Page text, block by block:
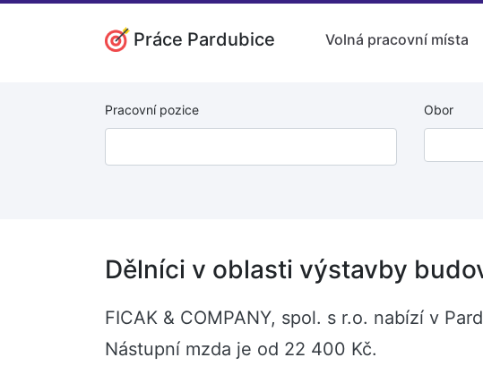
Práce Pardubice Volná pracovní místa
Pracovní pozice Obor
Dělníci v oblasti výstavby
FICAK & COMPANY, spol. s r.o. nabízí v
Nástupní mzda je od 22 400 Kč.